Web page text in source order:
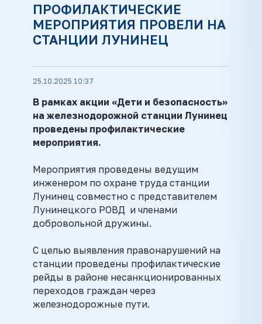
ПРОФИЛАКТИЧЕСКИЕ
МЕРОПРИЯТИЯ ПРОВЕЛИ НА
СТАНЦИИ ЛУНИНЕЦ
25.10.2025 10:37
В рамках акции «Дети и безопасность»
на железнодорожной станции Лунинец
проведены профилактические
мероприятия.
Мероприятия проведены ведущим
инженером по охране труда станции
Лунинец совместно с представителем
Лунинецкого РОВД и членами
добровольной дружины.
С целью выявления правонарушений на
станции проведены профилактические
рейды в районе несанкционированных
переходов граждан через
железнодорожные пути.